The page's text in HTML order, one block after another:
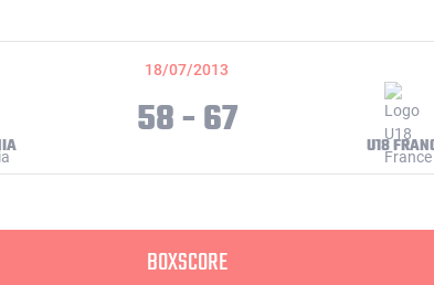
18/07/2013
58 - 67 U18
BOXSCORE